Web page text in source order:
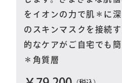
をイオンの力で肌＊に
のスキンマスクを接続
的なケアがご自宅でも簡
＊角質層